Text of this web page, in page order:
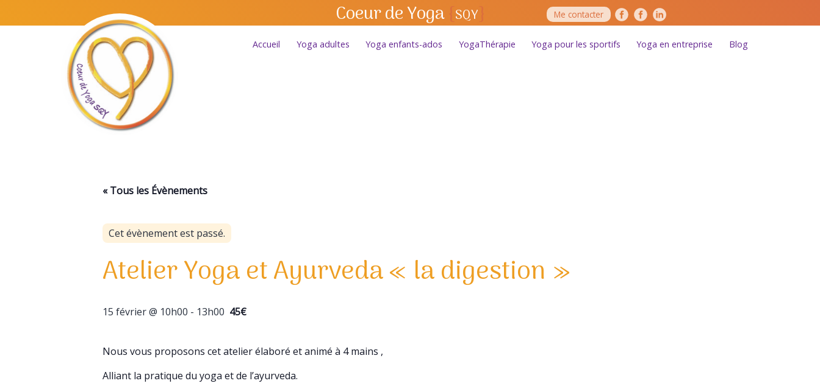
Coeur de Yoga SQY Me contacter
Accueil Yoga adultes Yoga enfants-ados YogaThérapie Yoga pour les sportifs Yoga en entreprise Blog
« Tous les Évènements
Cet évènement est passé.
Atelier Yoga et Ayurveda « la digestion »
15 février @ 10h00 - 13h00 45€
Nous vous proposons cet atelier élaboré et animé à 4 mains ,
Alliant la pratique du yoga et de l’ayurveda.